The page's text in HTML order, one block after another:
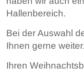
Hallenbereich.
Bei der Auswahl
Ihnen gerne weiter.
Ihren